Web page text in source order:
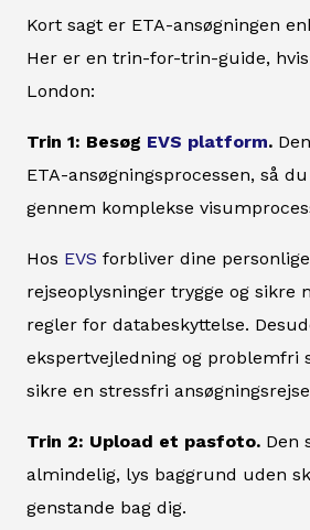
Kort sagt er ETA-ansøgningen
Her er en trin-for-trin-guide,
London:
Trin 1: Besøg EVS platform.
ETA-ansøgningsprocessen, så
gennem komplekse
Hos EVS forbliver dine
rejseoplysninger trygge og sikre
regler for databeskyttelse.
ekspertvejledning og problemfri
sikre en stressfri
Trin 2: Upload et pasfoto. Den
almindelig, lys baggrund uden
genstande bag dig.